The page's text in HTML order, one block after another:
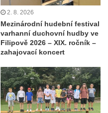
2. 8. 2026
Mezinárodní hudební festival
varhanní duchovní hudby ve
Filipově 2026 – XIX. ročník –
zahajovací koncert